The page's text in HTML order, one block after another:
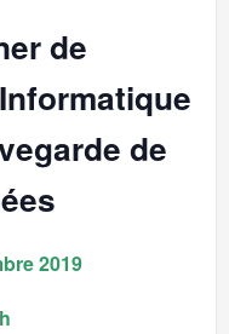
de
de
2019